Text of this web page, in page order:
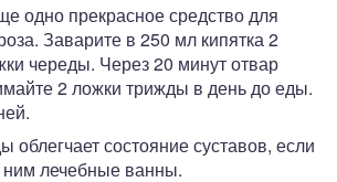
одно прекрасное средство для
Заварите в 250 мл кипятка 2
череды. Через 20 минут отвар
2 ложки трижды в день до еды.
облегчает состояние суставов, если
ним лечебные ванны.